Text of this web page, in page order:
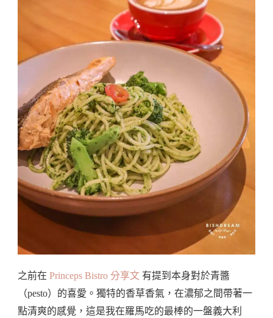
之前在 Princeps Bistro 分享文 有提到本身對於青醬
（pesto）的喜愛。獨特的香草香氣，在濃郁之間帶著一
點清爽的感覺，這是我在羅馬吃的最棒的一盤義大利